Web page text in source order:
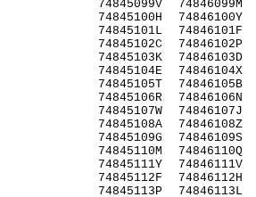
74845099V
74845100H
74845101L
74845102C
74845103K
74845104E
74845105T
74845106R
74845107W
74845108A
74845109G
74845110M
74845111Y
74845112F
74845113P
74846099M
74846100Y
74846101F
74846102P
74846103D
74846104X
74846105B
74846106N
74846107J
74846108Z
74846109S
74846110Q
74846111V
74846112H
74846113L